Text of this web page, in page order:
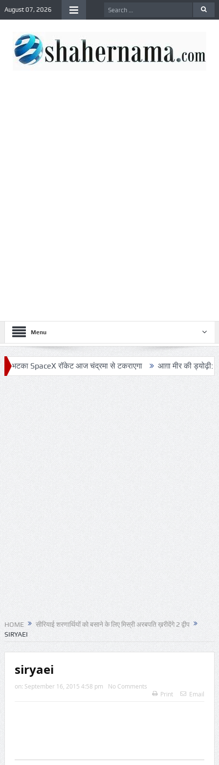
August 07, 2026
Menu
SpaceX रॉकेट आज चंद्रमा से टकराएगा आग़ा मीर की ड्योढ़ी: जहाँ
HOME
सीरियाई शरणार्थियों को बसाने के लिए मिस्री अरबपति ख़रीदेंगे 2 द्वीप
SIRYAEI
siryaei
on: September 16, 2015 4:58 pm
No Comments
Print
Email